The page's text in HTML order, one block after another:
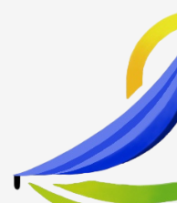
Envíos gratis desde
Banderas
Bandera Publicitaria -
Mastil PRO 3.4 mt.